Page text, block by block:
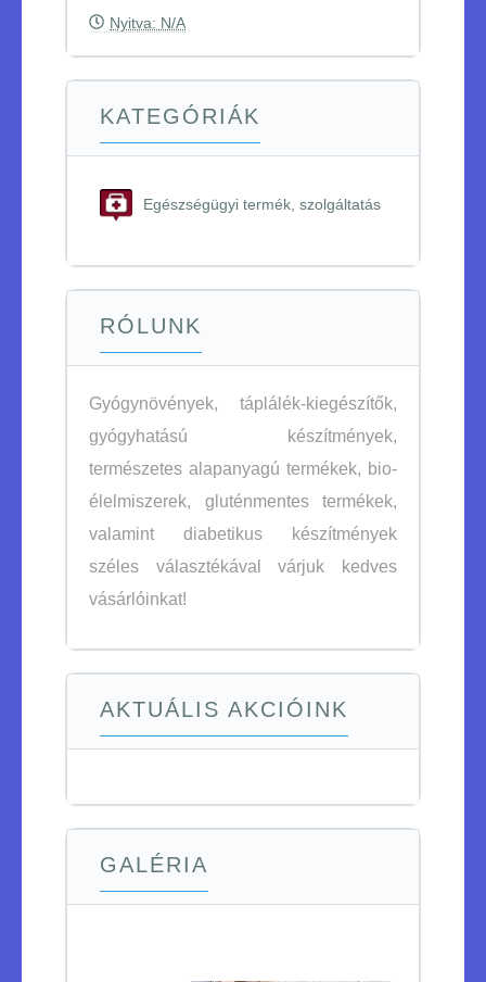
Nyitva: N/A
KATEGÓRIÁK
Egészségügyi termék, szolgáltatás
RÓLUNK
Gyógynövények, táplálék-kiegészítők,
gyógyhatású készítmények,
természetes alapanyagú termékek, bio-
élelmiszerek, gluténmentes termékek,
valamint diabetikus készítmények
széles választékával várjuk kedves
vásárlóinkat!
AKTUÁLIS AKCIÓINK
GALÉRIA